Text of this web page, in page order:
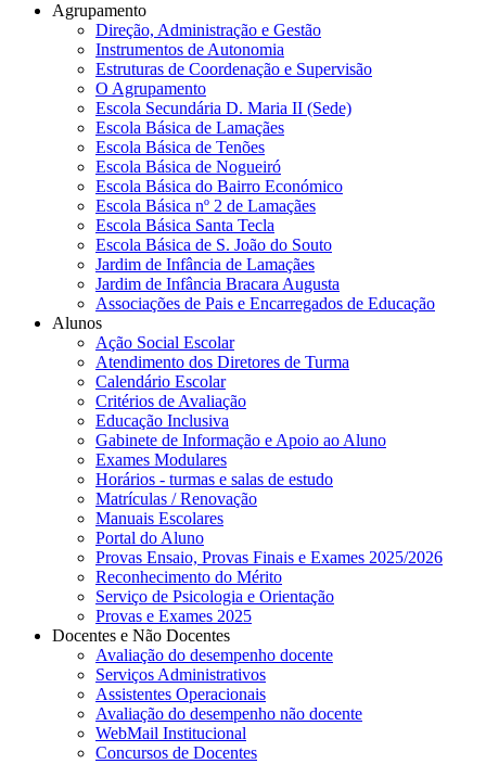
Agrupamento
Direção, Administração e Gestão
Instrumentos de Autonomia
Estruturas de Coordenação e Supervisão
O Agrupamento
Escola Secundária D. Maria II (Sede)
Escola Básica de Lamaçães
Escola Básica de Tenões
Escola Básica de Nogueiró
Escola Básica do Bairro Económico
Escola Básica nº 2 de Lamaçães
Escola Básica Santa Tecla
Escola Básica de S. João do Souto
Jardim de Infância de Lamaçães
Jardim de Infância Bracara Augusta
Associações de Pais e Encarregados de Educação
Alunos
Ação Social Escolar
Atendimento dos Diretores de Turma
Calendário Escolar
Critérios de Avaliação
Educação Inclusiva
Gabinete de Informação e Apoio ao Aluno
Exames Modulares
Horários - turmas e salas de estudo
Matrículas / Renovação
Manuais Escolares
Portal do Aluno
Provas Ensaio, Provas Finais e Exames 2025/2026
Reconhecimento do Mérito
Serviço de Psicologia e Orientação
Provas e Exames 2025
Docentes e Não Docentes
Avaliação do desempenho docente
Serviços Administrativos
Assistentes Operacionais
Avaliação do desempenho não docente
WebMail Institucional
Concursos de Docentes